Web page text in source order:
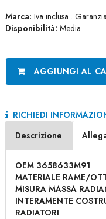
Marca: Iva inclusa .
Disponibilità: Media
AGGIUNGI AL
RICHIEDI
Descrizione
OEM 3658633M91
MATERIALE RAME/
MISURA MASSA
INTERAMENTE
RADIATORI